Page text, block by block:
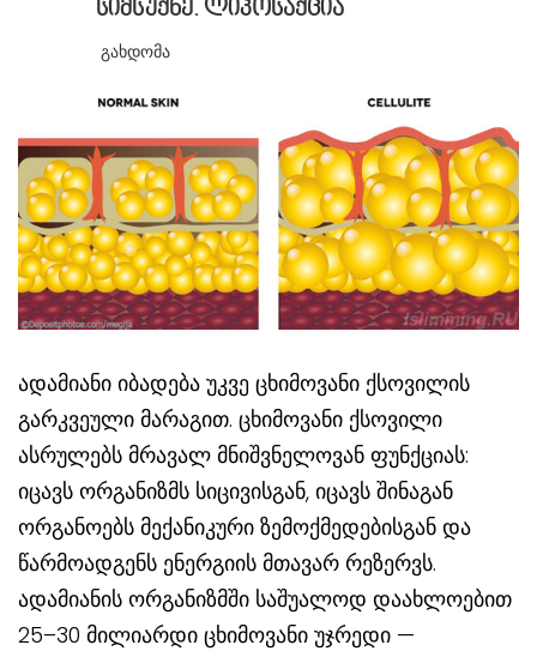
სიმსუქნე. ლიპოსაქცია
Გახდომა
ადამიანი იბადება უკვე ცხიმოვანი ქსოვილის
გარკვეული მარაგით. ცხიმოვანი ქსოვილი
ასრულებს მრავალ მნიშვნელოვან ფუნქციას:
იცავს ორგანიზმს სიცივისგან, იცავს შინაგან
ორგანოებს მექანიკური ზემოქმედებისგან და
წარმოადგენს ენერგიის მთავარ რეზერვს.
ადამიანის ორგანიზმში საშუალოდ დაახლოებით
25–30 მილიარდი ცხიმოვანი უჯრედი —